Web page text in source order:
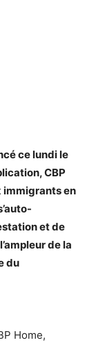
ce lundi le
CBP
immigrants en
et de
de la
du
Home,